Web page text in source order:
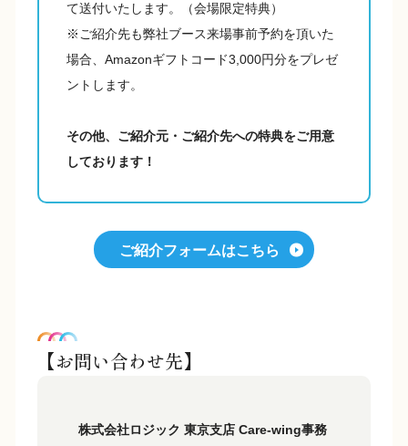
て送付いたします。（会場限定特典）
※ご紹介先も弊社ブース来場事前予約を頂いた
場合、Amazonギフトコード3,000円分をプレゼ
ントします。
その他、ご紹介元・ご紹介先への特典をご用意
しております！
ご紹介フォームはこちら
【お問い合わせ先】
株式会社ロジック 東京支店 Care-wing事務